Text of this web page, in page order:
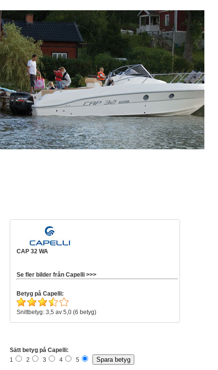
CAP 32 WA
Se fler bilder från Capelli >>>
Betyg på Capelli:
Snittbetyg: 3,5 av 5,0 (6 betyg)
Sätt betyg på Capelli:
1
2 3 4 5